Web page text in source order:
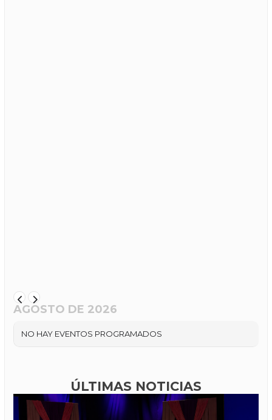
AGOSTO DE 2026
NO HAY EVENTOS PROGRAMADOS
ÚLTIMAS NOTICIAS